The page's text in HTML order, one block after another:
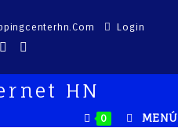
Login
HN
0 MENÚ